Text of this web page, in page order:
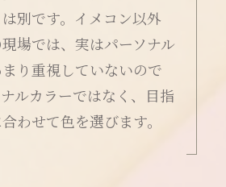
別です。イメコン以外
場では、実はパーソナル
り重視していないので
ルカラーではなく、目指
わせて色を選びます。